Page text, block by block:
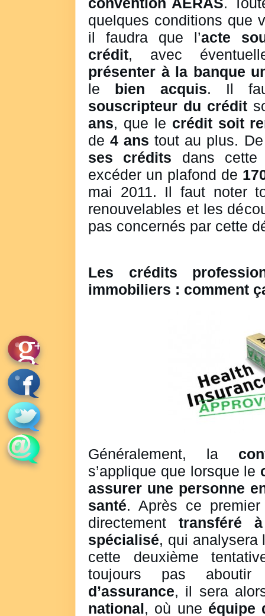
quelques conditions que
il faudra que l’acte
crédit, avec
présenter à la banque
le bien acquis. Il
souscripteur du crédit
ans, que le crédit soit
de4 ans tout au plus.
ses crédits dans cette
excéder un plafond de
mai 2011. Il faut noter
renouvelables et les
pas concernés par cette
Les crédits
immobiliers : comment
Généralement, la
s’applique que lorsque le
assurer une personne
santé. Après ce
directementtransféré
spécialisé, qui analysera
cette deuxième
toujours pas
d’assurance, il sera
national, où une équipe